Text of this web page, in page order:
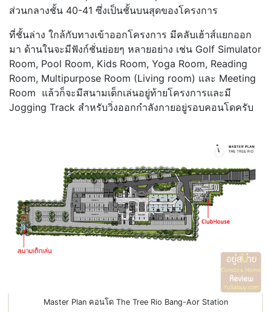
ส่วนกลางชั้น 40-41 ซึ่งเป็นชั้นบนสุดของโครงการ
ที่ชั้นล่าง ใกล้กับทางเข้าออกโครงการ มีคลับเฮ้าส์แยกออก
มา ด้านในจะมีฟังก์ชั่นย่อยๆ หลายอย่าง เช่น Golf Simulator
Room, Pool Room, Kids Room, Yoga Room, Reading
Room, Multipurpose Room (Living room) และ Meeting
Room แล้วก็จะมีสนามเด็กเล่นอยู่ท้ายโครงการและมี
Jogging Track สำหรับวิ่งออกกำลังกายอยู่รอบคอนโดครับ
Master Plan คอนโด The Tree Rio Bang-Aor Station